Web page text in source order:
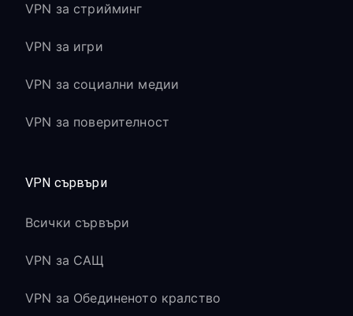
VPN за стрийминг
VPN за игри
VPN за социални медии
VPN за поверителност
VPN сървъри
Всички сървъри
VPN за САЩ
VPN за Обединеното кралство